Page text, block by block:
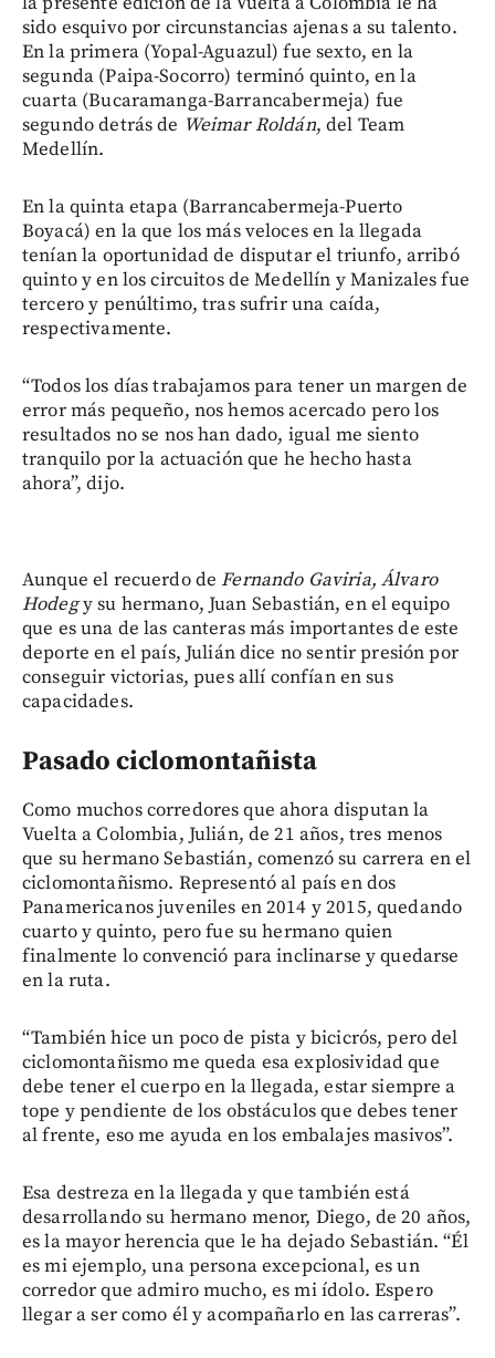
sido esquivo por circunstancias ajenas a su talento.
En la primera (Yopal-Aguazul) fue sexto, en la
segunda (Paipa-Socorro) terminó quinto, en la
cuarta (Bucaramanga-Barrancabermeja) fue
segundo detrás de Weimar Roldán, del Team
Medellín.
En la quinta etapa (Barrancabermeja-Puerto
Boyacá) en la que los más veloces en la llegada
tenían la oportunidad de disputar el triunfo, arribó
quinto y en los circuitos de Medellín y Manizales fue
tercero y penúltimo, tras sufrir una caída,
respectivamente.
“Todos los días trabajamos para tener un margen de
error más pequeño, nos hemos acercado pero los
resultados no se nos han dado, igual me siento
tranquilo por la actuación que he hecho hasta
ahora”, dijo.
Aunque el recuerdo deFernando Gaviria, Álvaro
Hodegy su hermano, Juan Sebastián, en el equipo
que es una de las canteras más importantes de este
deporte en el país, Julián dice no sentir presión por
conseguir victorias, pues allí confían en sus
capacidades.
Pasado ciclomontañista
Como muchos corredores que ahora disputan la
Vuelta a Colombia, Julián, de 21 años, tres menos
que su hermano Sebastián, comenzó su carrera en el
ciclomontañismo. Representó al país en dos
Panamericanos juveniles en 2014 y 2015, quedando
cuarto y quinto, pero fue su hermano quien
finalmente lo convenció para inclinarse y quedarse
en la ruta.
“También hice un poco de pista y bicicrós, pero del
ciclomontañismo me queda esa explosividad que
debe tener el cuerpo en la llegada, estar siempre a
tope y pendiente de los obstáculos que debes tener
al frente, eso me ayuda en los embalajes masivos”.
Esa destreza en la llegada y que también está
desarrollando su hermano menor, Diego, de 20 años,
es la mayor herencia que le ha dejado Sebastián. “Él
es mi ejemplo, una persona excepcional, es un
corredor que admiro mucho, es mi ídolo. Espero
llegar a ser como él y acompañarlo en las carreras”.